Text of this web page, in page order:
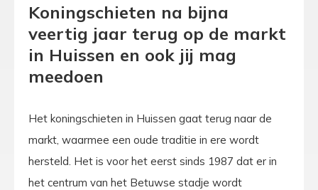
Koningschieten na bijna
veertig jaar terug op de markt
in Huissen en ook jij mag
meedoen
Het koningschieten in Huissen gaat terug naar de
markt, waarmee een oude traditie in ere wordt
hersteld. Het is voor het eerst sinds 1987 dat er in
het centrum van het Betuwse stadje wordt